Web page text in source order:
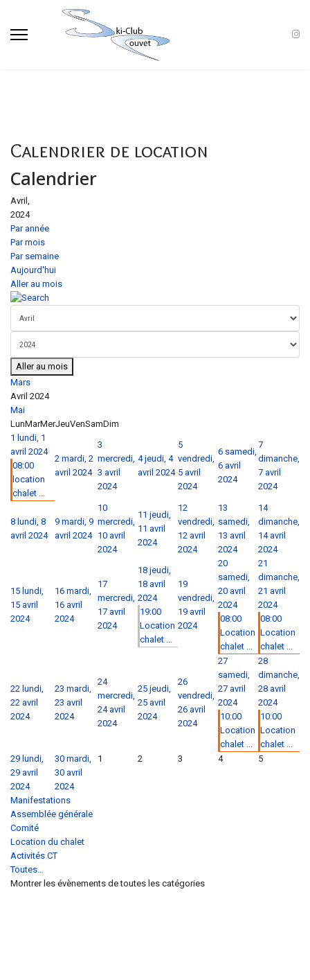
Calendrier de location
Calendrier
Avril,
2024
Par année
Par mois
Par semaine
Aujourd'hui
Aller au mois
Aller au mois
Mars
Avril 2024
Mai
LunMarMerJeuVenSamDim
1 lundi, 1
avril 2024
08:00
location
chalet ...
2 mardi, 2
avril 2024
3
mercredi,
3 avril
2024
4 jeudi, 4
avril 2024
5
vendredi,
5 avril
2024
6 samedi,
6 avril
2024
7
dimanche,
7 avril
2024
8 lundi, 8
avril 2024
9 mardi, 9
avril 2024
10
mercredi,
10 avril
2024
11 jeudi,
11 avril
2024
12
vendredi,
12 avril
2024
13
samedi,
13 avril
2024
14
dimanche,
14 avril
2024
15 lundi,
15 avril
2024
16 mardi,
16 avril
2024
17
mercredi,
17 avril
2024
18 jeudi,
18 avril
2024
19:00
Location
chalet ...
19
vendredi,
19 avril
2024
20
samedi,
20 avril
2024
08:00
Location
chalet ...
21
dimanche,
21 avril
2024
08:00
Location
chalet ...
22 lundi,
22 avril
2024
23 mardi,
23 avril
2024
24
mercredi,
24 avril
2024
25 jeudi,
25 avril
2024
26
vendredi,
26 avril
2024
27
samedi,
27 avril
2024
10:00
Location
chalet ...
28
dimanche,
28 avril
2024
10:00
Location
chalet ...
29 lundi,
29 avril
2024
30 mardi,
30 avril
2024
1 2 3 4 5
Manifestations
Assemblée générale
Comité
Location du chalet
Activités CT
Toutes…
Montrer les évènements de toutes les catégories